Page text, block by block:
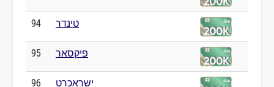
94 טינדר
95 פיקסאר
96 ישראכרט